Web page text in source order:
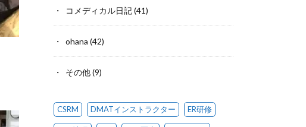
コメディカル日記(41)
ohana (42)
その他(9)
CSRM DMATインストラクター ER研修